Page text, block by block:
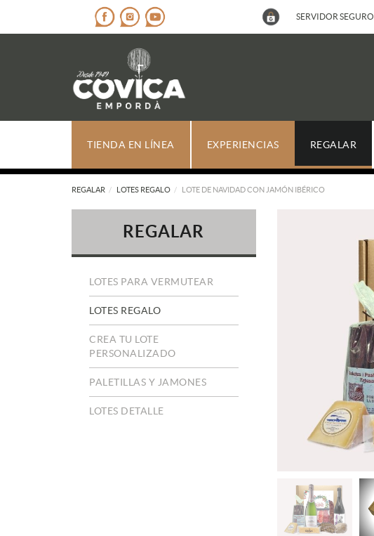
SERVIDOR SEGURO
TIENDA EN LÍNEA EXPERIENCIAS REGALAR
REGALAR LOTES REGALO LOTE DE NAVIDAD CON JAMÓN IBÉRICO
REGALAR
LOTES PARA VERMUTEAR
LOTES REGALO
CREA TU LOTE
PERSONALIZADO
PALETILLAS Y JAMONES
LOTES DETALLE